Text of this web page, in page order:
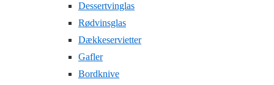
Dessertvinglas
Rødvinsglas
Dækkeservietter
Gafler
Bordknive